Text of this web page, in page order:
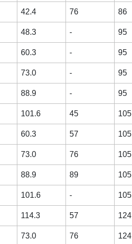
42.4 76 86
48.3 - 95
60.3 - 95
73.0 - 95
88.9 - 95
101.6 45 105
60.3 57 105
73.0 76 105
88.9 89 105
101.6 - 105
114.3 57 124
73.0 76 124